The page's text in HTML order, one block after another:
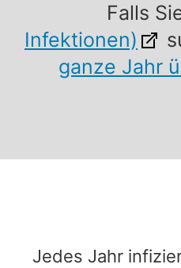
Falls
Infektionen)
ganze Jahr
Jedes Jahr